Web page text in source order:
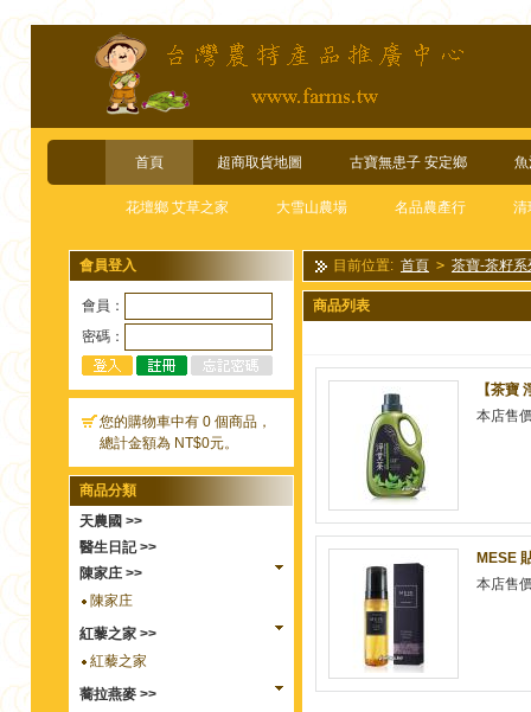
首頁 超商取貨地圖 古寶無患子 安定鄉
花壇鄉 艾草之家 大雪山農場 名品農產行 清
會員登入
會員：
密碼：
您的購物車中有 0 個商品，
總計金額為 NT$0元。
商品分類
天農國 >>
醫生日記 >>
陳家庄 >>
陳家庄
紅藜之家 >>
紅藜之家
蕎拉燕麥 >>
目前位置: 首頁 > 茶寶-茶籽系
商品列表
【茶寶
本店售
MESE
本店售